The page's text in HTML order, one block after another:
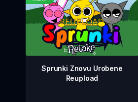
Sprunki Znovu Urobene
Reupload